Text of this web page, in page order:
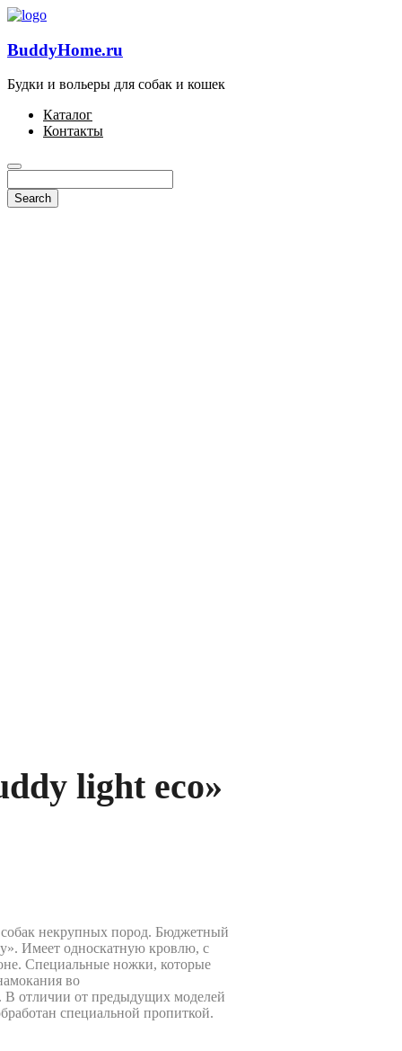
BuddyHome.ru
Будки и вольеры для собак и кошек
Каталог
Контакты
light eco»
собак некрупных пород. Бюджетный
Имеет односкатную кровлю, с
Специальные ножки, которые
во
В отличии от предыдущих моделей
специальной пропиткой.